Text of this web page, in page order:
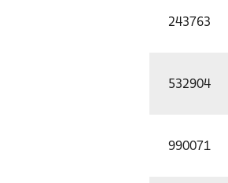
243763
532904
990071